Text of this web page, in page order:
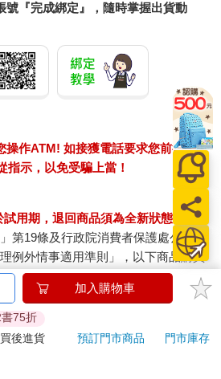
號『完成綁定』，隨時掌握出貨動
操作ATM! 如接獲電話要求您前往
指示，以免受騙上當！
用期，退回商品須為全新狀態**
第19條及行政院消費者保護處公告之
例外情事適用準則」，以下商品購買
外，將不提供7天的猶豫期：
限較短或解約時即將逾期。（如：生
之客製化給付。（客製化商品）
（含MOOK、外文雜誌）
加入購物車
75折
後進貨 預訂門市商品
門市庫存